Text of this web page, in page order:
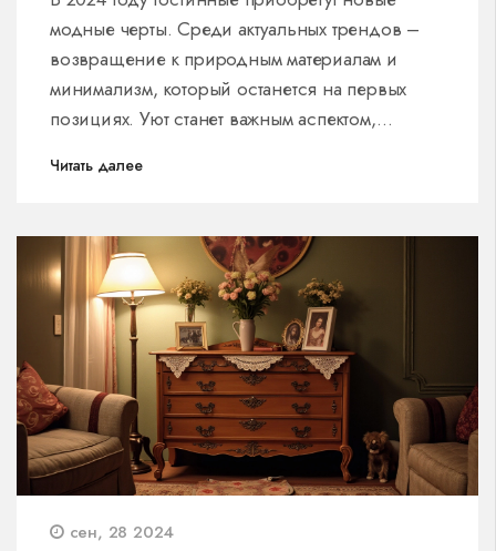
модные черты. Среди актуальных трендов –
возвращение к природным материалам и
минимализм, который останется на первых
позициях. Уют станет важным аспектом,
статье вы найдете полезные советы по
создания стильной гостиной. Узнайте, как
использовать тренды для создания
современного и удобного пространства.
Читать далее
сен, 28 2024